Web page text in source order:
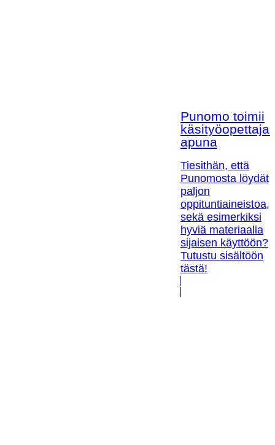
Punomo toimii
apuna
Tiesithän, että
Punomosta löydät
paljon
oppituntiaineistoa,
sekä esimerkiksi
hyviä materiaalia
sijaisen käyttöön?
Tutustu sisältöön
tästä!